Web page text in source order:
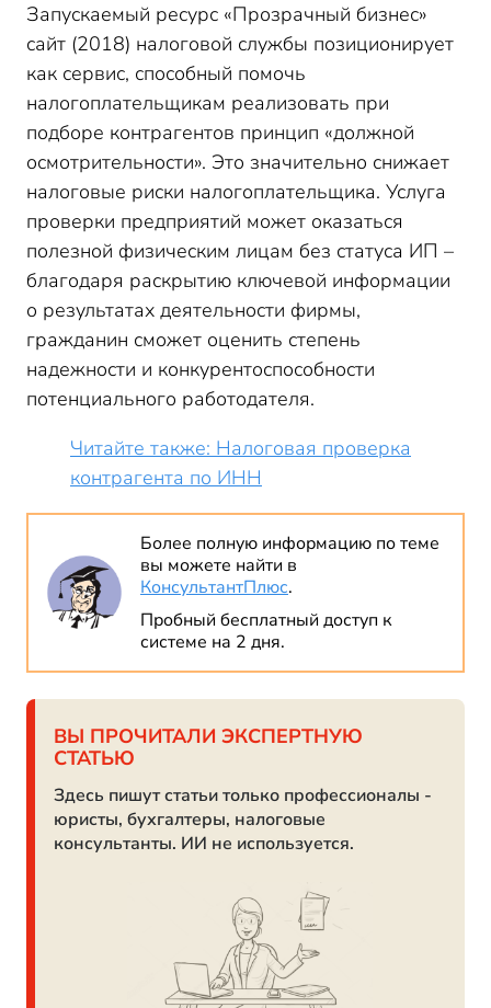
Запускаемый ресурс «Прозрачный бизнес»
сайт (2018) налоговой службы позиционирует
как сервис, способный помочь
налогоплательщикам реализовать при
подборе контрагентов принцип «должной
осмотрительности». Это значительно снижает
налоговые риски налогоплательщика. Услуга
проверки предприятий может оказаться
полезной физическим лицам без статуса ИП –
благодаря раскрытию ключевой информации
о результатах деятельности фирмы,
гражданин сможет оценить степень
надежности и конкурентоспособности
потенциального работодателя.
Читайте также: Налоговая проверка
контрагента по ИНН
Более полную информацию по теме
вы можете найти в
КонсультантПлюс.
Пробный бесплатный доступ к
системе на 2 дня.
ВЫ ПРОЧИТАЛИ ЭКСПЕРТНУЮ
СТАТЬЮ
Здесь пишут статьи только профессионалы -
юристы, бухгалтеры, налоговые
консультанты. ИИ не используется.